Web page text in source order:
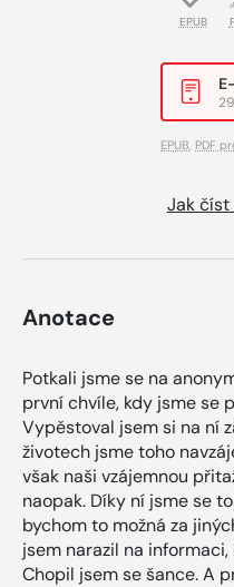
EPUB
EPUB PDF
Jak
Anotace
Potkali jsme se na
první chvíle, kdy jsme se
Vypěstoval jsem si na ní
životech jsme toho
však naši vzájemnou
naopak. Díky ní jsme se
bychom to možná za
jsem narazil na
Chopil jsem se šance. A